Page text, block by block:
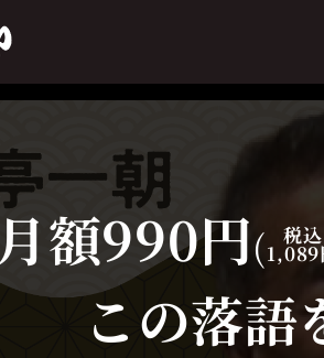
芸人からさがす
演目
上演時間からさがす
月額990円( 税込
1,089
この落語